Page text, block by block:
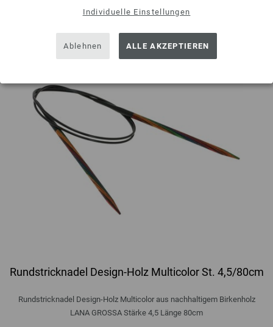
Individuelle Einstellungen
Ablehnen ALLE AKZEPTIEREN
Rundstricknadel Design-Holz Multicolor St. 4,5/80cm
Rundstricknadel Design-Holz Multicolor aus nachhaltigem Birkenholz
LANA GROSSA Stärke 4,5 Länge 80cm